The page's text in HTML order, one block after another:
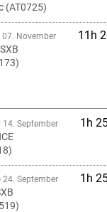
(AT0725)
07. November 11h
14. September 1h
24. September 1h